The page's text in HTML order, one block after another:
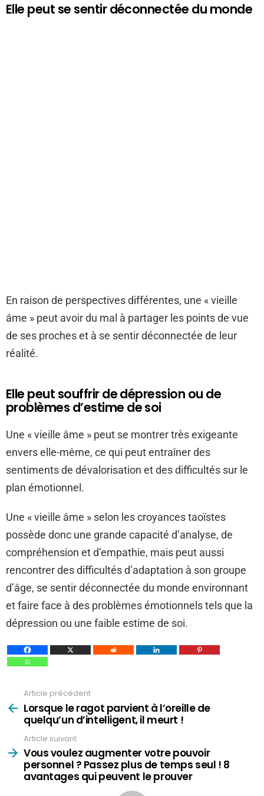
Elle peut se sentir déconnectée du monde
En raison de perspectives différentes, une « vieille
âme » peut avoir du mal à partager les points de vue
de ses proches et à se sentir déconnectée de leur
réalité.
Elle peut souffrir de dépression ou de
problèmes d’estime de soi
Une « vieille âme » peut se montrer très exigeante
envers elle-même, ce qui peut entraîner des
sentiments de dévalorisation et des difficultés sur le
plan émotionnel.
Une « vieille âme » selon les croyances taoïstes
possède donc une grande capacité d’analyse, de
compréhension et d’empathie, mais peut aussi
rencontrer des difficultés d’adaptation à son groupe
d’âge, se sentir déconnectée du monde environnant
et faire face à des problèmes émotionnels tels que la
dépression ou une faible estime de soi.
plus
Article précédent
Lorsque le ragot parvient à l’oreille de
quelqu’un d’intelligent, il meurt !
Article suivant
Vous voulez augmenter votre pouvoir
personnel ? Passez plus de temps seul ! 8
avantages qui peuvent le prouver